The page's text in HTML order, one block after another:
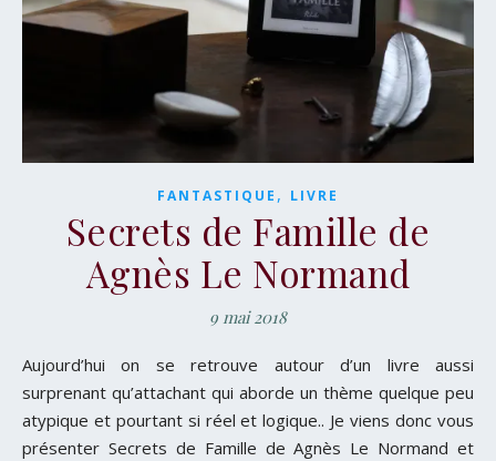
FANTASTIQUE , LIVRE
Secrets de Famille de
Agnès Le Normand
9 mai 2018
Aujourd’hui on se retrouve autour d’un livre aussi
surprenant qu’attachant qui aborde un thème quelque peu
atypique et pourtant si réel et logique.. Je viens donc vous
présenter Secrets de Famille de Agnès Le Normand et